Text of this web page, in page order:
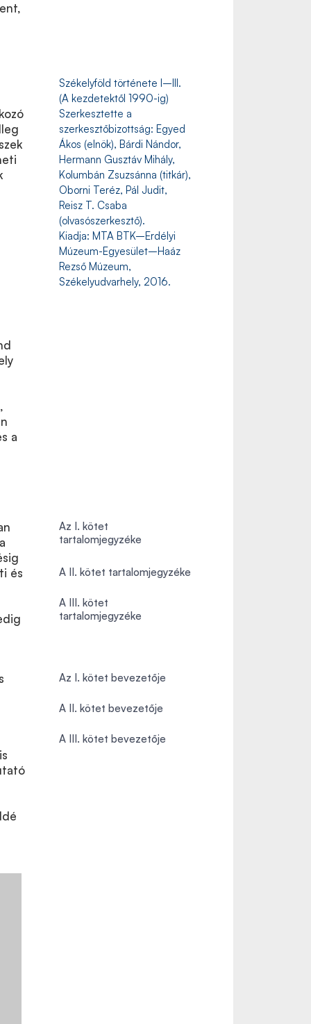
Székelyföld története I–III.
(A kezdetektől 1990-ig)
Szerkesztette a
szerkesztőbizottság: Egyed
Ákos (elnök), Bárdi Nándor,
Hermann Gusztáv Mihály,
Kolumbán Zsuzsánna (titkár),
Oborni Teréz, Pál Judit,
Reisz T. Csaba
(olvasószerkesztő).
Kiadja: MTA BTK–Erdélyi
Múzeum-Egyesület–Haáz
Rezső Múzeum,
Székelyudvarhely, 2016.
a
Az I. kötet
tartalomjegyzéke
A II. kötet tartalomjegyzéke
és
A III. kötet
tartalomjegyzéke
Az I. kötet bevezetője
A II. kötet bevezetője
A III. kötet bevezetője